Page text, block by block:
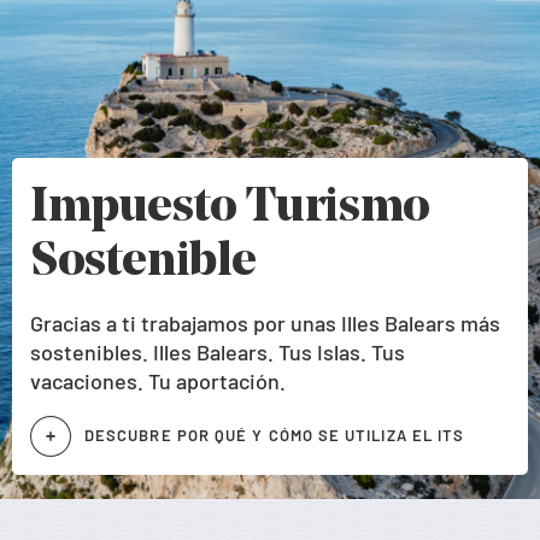
Impuesto Turismo
Sostenible
Gracias a ti trabajamos por unas Illes Balears más
sostenibles. Illes Balears. Tus Islas. Tus
vacaciones. Tu aportación.
DESCUBRE POR QUÉ Y CÓMO SE UTILIZA EL ITS